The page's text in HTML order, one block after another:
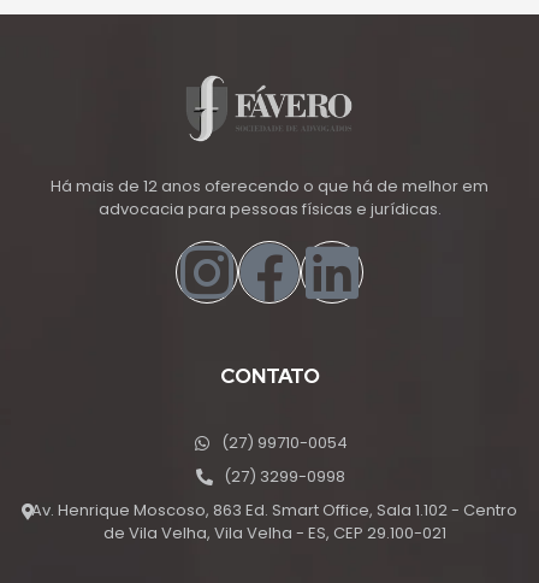
Há mais de 12 anos oferecendo o que há de melhor em
advocacia para pessoas físicas e jurídicas.
CONTATO
(27) 99710-0054
(27) 3299-0998
Av. Henrique Moscoso, 863 Ed. Smart Office, Sala 1.102 - Centro
de Vila Velha, Vila Velha - ES, CEP 29.100-021